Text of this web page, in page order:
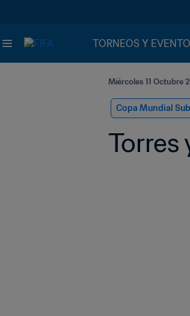
TORNEOS Y
Miércoles 11 Octubre
Copa Mundial
Torres